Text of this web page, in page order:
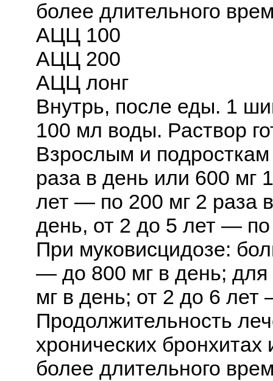
более длительного
АЦЦ 100
АЦЦ 200
АЦЦ лонг
Внутрь, после еды. 1
100 мл воды. Раствор
Взрослым и
раза в день или 600 мг
лет — по 200 мг 2 раза
день, от 2 до 5 лет —
При муковисцидозе:
— до 800 мг в день;
мг в день; от 2 до 6
Продолжительность
хронических
более длительного